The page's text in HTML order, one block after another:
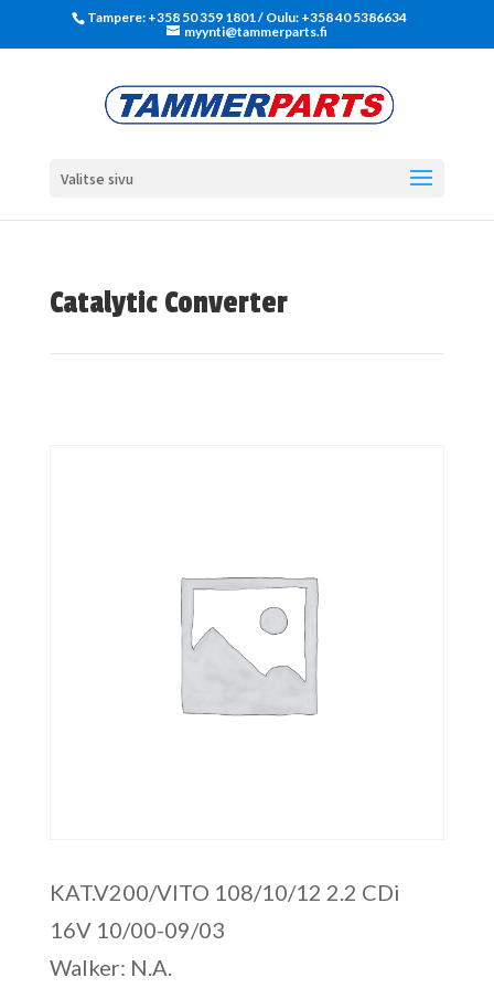
Tampere: +358 50 359 1801‬ / Oulu: +358 40 5386634
myynti@tammerparts.fi
Valitse sivu
Catalytic Converter
KAT.V200/VITO 108/10/12 2.2 CDi
16V 10/00-09/03
Walker: N.A.